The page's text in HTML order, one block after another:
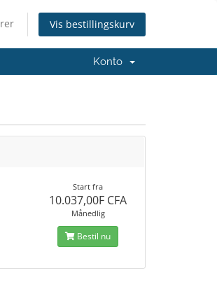
Vis bestillingskurv
Konto
Start fra
10.037,00F CFA
Månedlig
Bestil nu